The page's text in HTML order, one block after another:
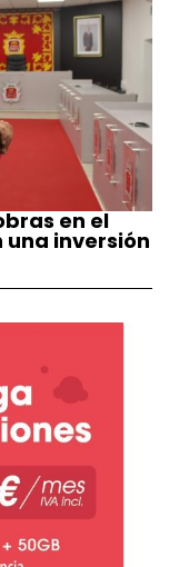
en el
una inversión